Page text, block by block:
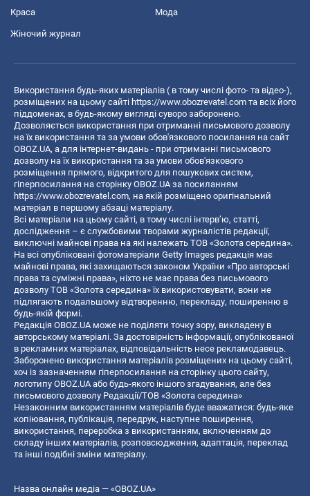
Краса Мода
Жіночий журнал
Використання будь-яких матеріалів ( в тому числі фото- та відео-),
розміщених на цьому сайті https://www.obozrevatel.com та всіх його
піддоменах, в будь-якому вигляді суворо заборонено.
Дозволяється використання при отриманні письмового дозволу
на їх використання та за умови обов'язкового посилання на сайт
OBOZ.UA, а для інтернет-видань - при отриманні письмового
дозволу на їх використання та за умови обов'язкового
розміщення прямого, відкритого для пошукових систем,
гіперпосилання на сторінку OBOZ.UA за посиланням
https://www.obozrevatel.com, на якій розміщено оригінальний
матеріал в першому абзаці матеріалу.
Всі матеріали на цьому сайті, в тому числі інтерв’ю, статті,
дослідження – є службовими творами журналістів редакції,
виключні майнові права на які належать ТОВ «Золота середина».
На всі опубліковані фотоматеріали Getty Images редакція має
майнові права, які захищаються законом України «Про авторські
права та суміжні права», ніхто не має права без письмового
дозволу ТОВ «Золота середина» їх використовувати, вони не
підлягають подальшому відтворенню, перекладу, поширенню в
будь-якій формі.
Редакція OBOZ.UA може не поділяти точку зору, викладену в
авторському матеріалі. За достовірність інформації, опублікованої
в рекламних матеріалах, відповідальність несе рекламодавець.
Заборонено використання матеріалів розміщених на цьому сайті,
хоч із зазначенням гіперпосилання на сторінку цього сайту,
логотипу OBOZ.UA або будь-якого іншого згадування, але без
письмового дозволу Редакції/ТОВ «Золота середина»
Незаконним використанням матеріалів буде вважатися: будь-яке
копiювання, публiкацiя, передрук, наступне поширення,
використання, переробка з використанням, включенням до
складу інших матеріалів, розповсюдження, адаптація, переклад
та інші подібні зміни матеріалу.
Назва онлайн медіа — «OBOZ.UA»